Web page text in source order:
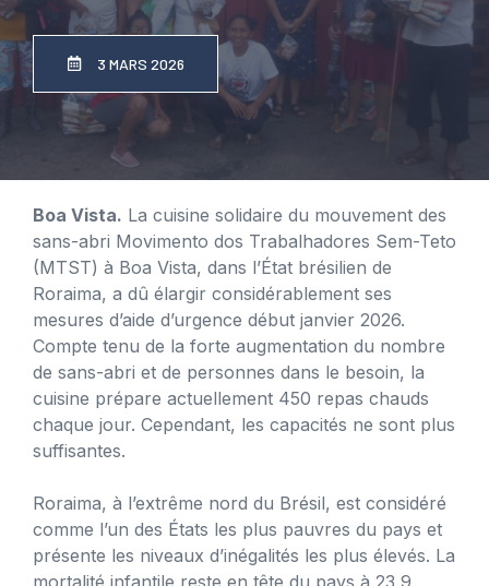
3 MARS 2026
Boa Vista. La cuisine solidaire du mouvement des
sans-abri Movimento dos Trabalhadores Sem-Teto
(MTST) à Boa Vista, dans l’État brésilien de
Roraima, a dû élargir considérablement ses
mesures d’aide d’urgence début janvier 2026.
Compte tenu de la forte augmentation du nombre
de sans-abri et de personnes dans le besoin, la
cuisine prépare actuellement 450 repas chauds
chaque jour. Cependant, les capacités ne sont plus
suffisantes.
Roraima, à l’extrême nord du Brésil, est considéré
comme l’un des États les plus pauvres du pays et
présente les niveaux d’inégalités les plus élevés. La
mortalité infantile reste en tête du pays à 23,9